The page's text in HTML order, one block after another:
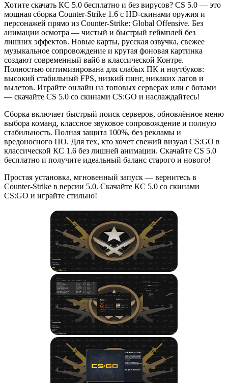
Хотите скачать КС 5.0 бесплатно и без вирусов? CS 5.0 — это
мощная сборка Counter-Strike 1.6 с HD-скинами оружия и
персонажей прямо из Counter-Strike: Global Offensive. Без
анимации осмотра — чистый и быстрый геймплей без
лишних эффектов. Новые карты, русская озвучка, свежее
музыкальное сопровождение и крутая фоновая картинка
создают современный вайб в классической Контре.
Полностью оптимизирована для слабых ПК и ноутбуков:
высокий стабильный FPS, низкий пинг, никаких лагов и
вылетов. Играйте онлайн на топовых серверах или с ботами
— скачайте CS 5.0 со скинами CS:GO и наслаждайтесь!
Сборка включает быстрый поиск серверов, обновлённое меню
выбора команд, классное звуковое сопровождение и полную
стабильность. Полная защита 100%, без рекламы и
вредоносного ПО. Для тех, кто хочет свежий визуал CS:GO в
классической КС 1.6 без лишней анимации. Скачайте CS 5.0
бесплатно и получите идеальный баланс старого и нового!
Простая установка, мгновенный запуск — вернитесь в
Counter-Strike в версии 5.0. Скачайте КС 5.0 со скинами
CS:GO и играйте стильно!